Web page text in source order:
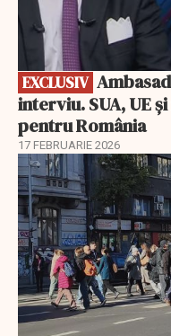
EXCLUSIV
interviu. SUA, UE
pentru România
17 FEBRUARIE 2026